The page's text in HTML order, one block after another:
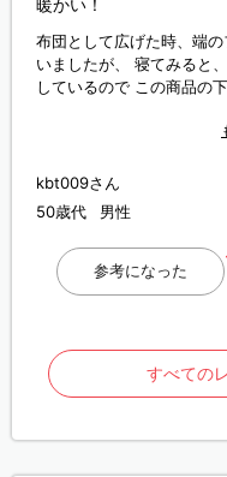
暖かい！
布団として広げた時、端
いましたが、 寝てみると
しているので この商品の
kbt009さん
50歳代
男性
参考になった
すべての